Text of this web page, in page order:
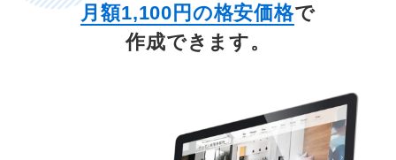
月額1,100円の格安価格で
作成できます。